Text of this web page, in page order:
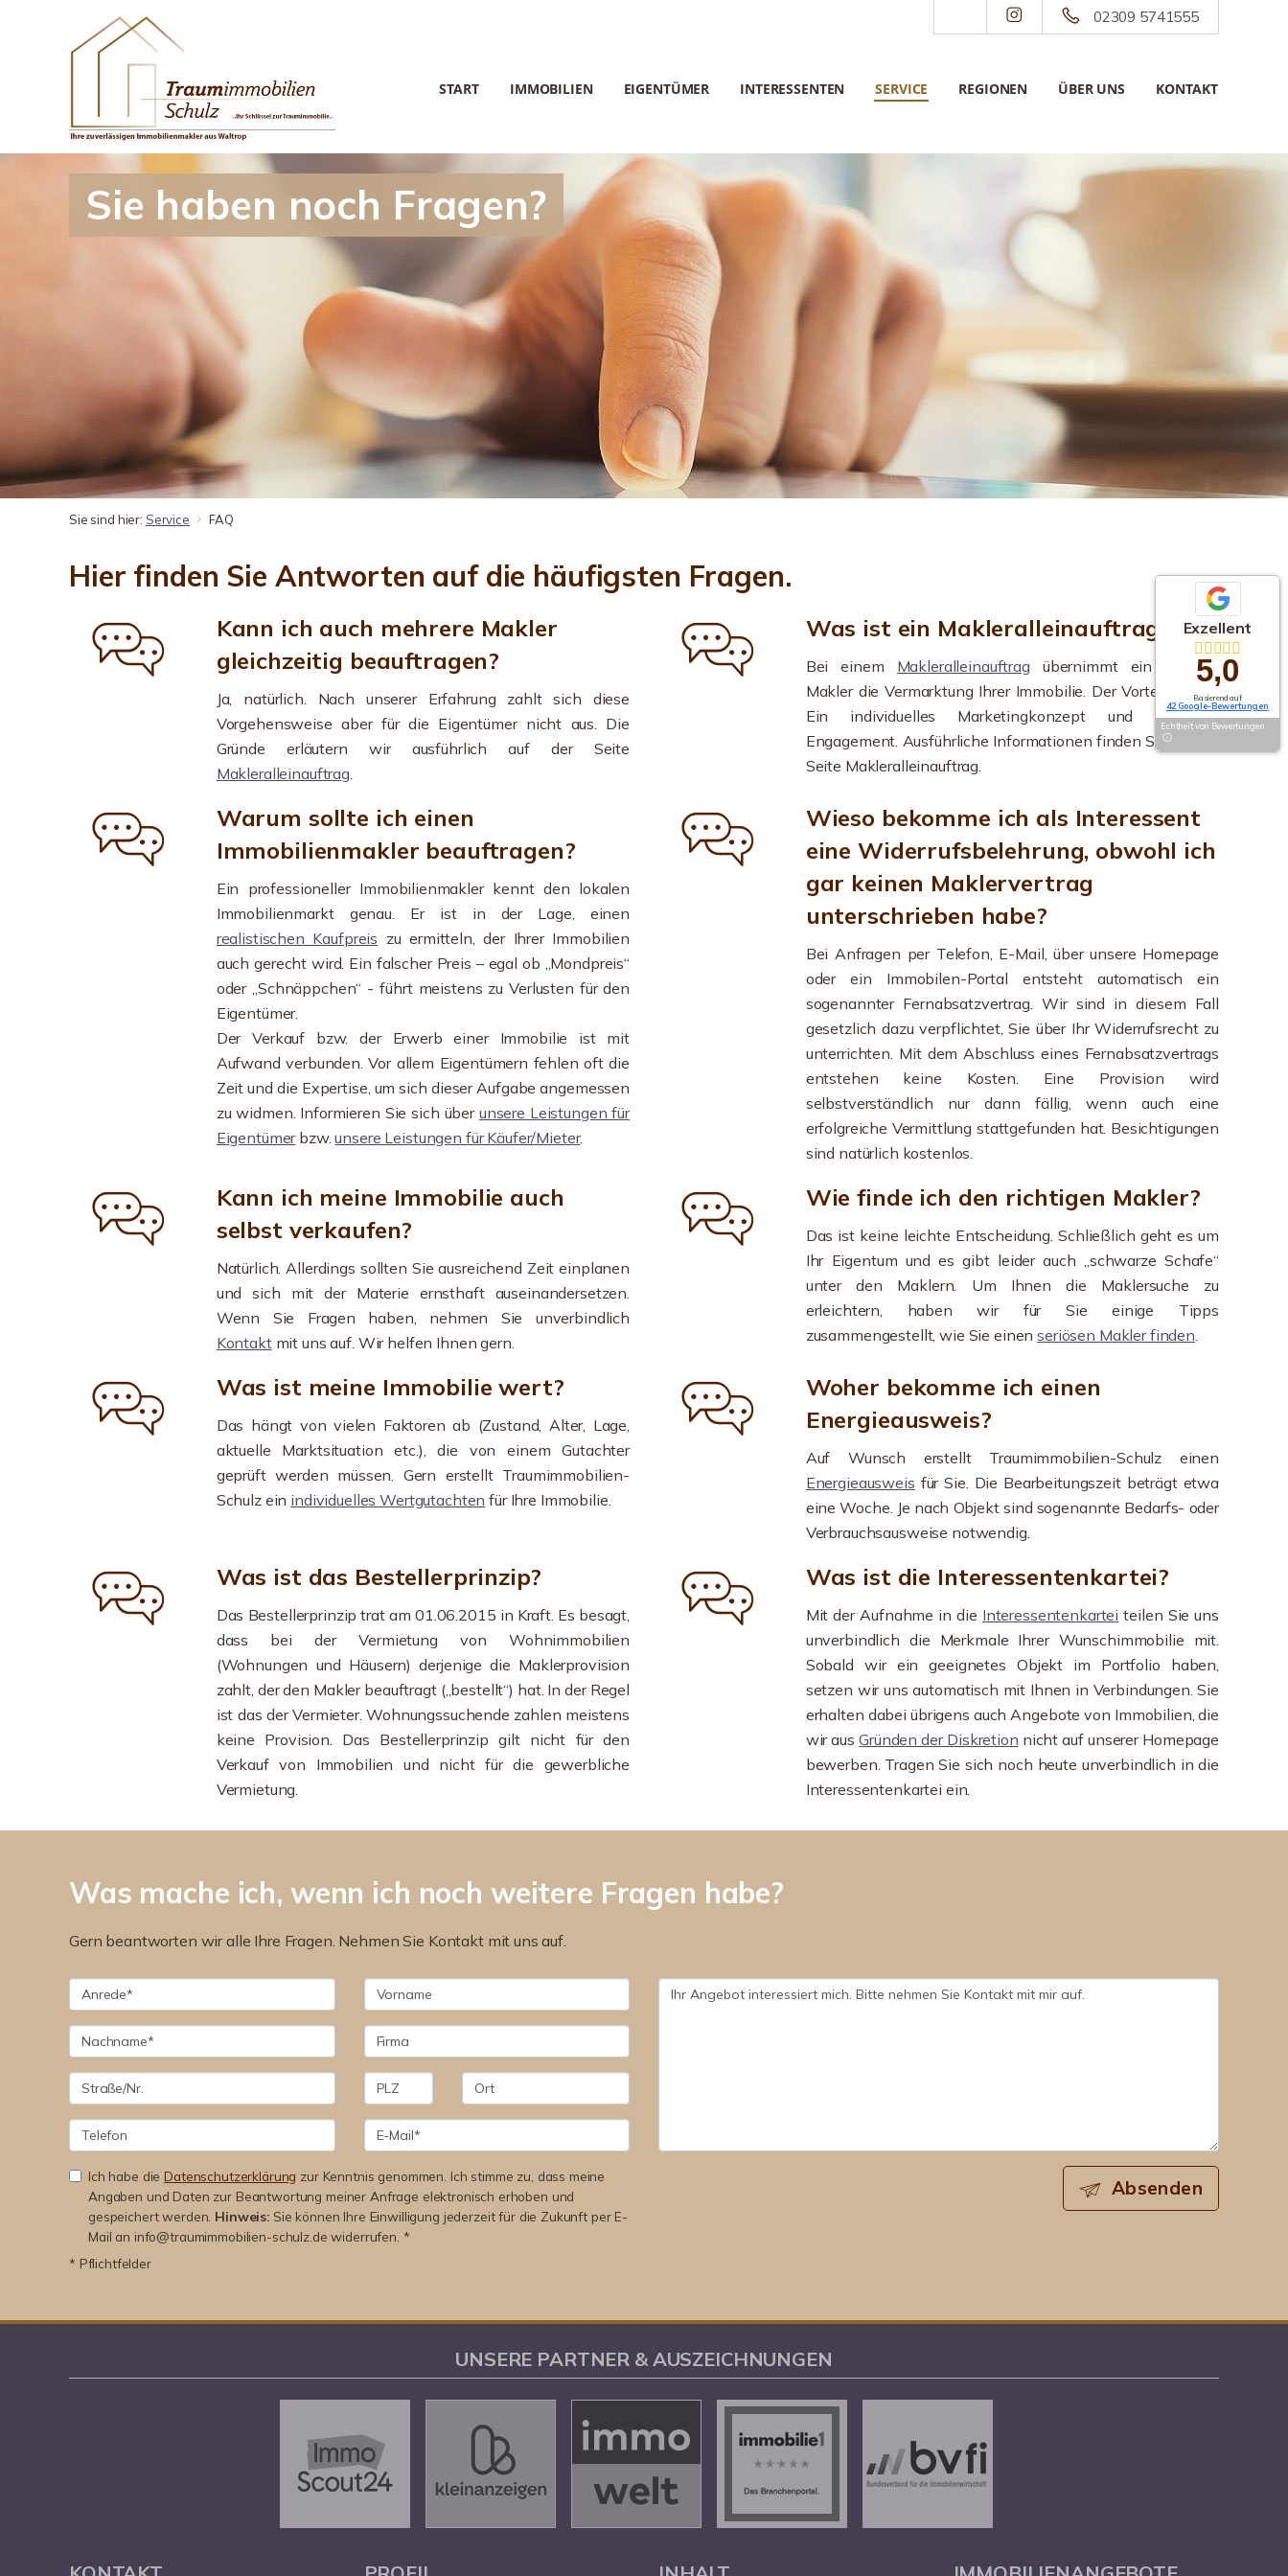
02309 5741555
START IMMOBILIEN EIGENTÜMER INTERESSENTEN SERVICE REGIONEN ÜBER UNS KONTAKT
Sie haben noch Fragen?
Sie sind hier: Service FAQ
Hier finden Sie Antworten auf die häufigsten Fragen.
Kann ich auch mehrere Makler
gleichzeitig beauftragen?
Ja, natürlich. Nach unserer Erfahrung zahlt sich diese
Vorgehensweise aber für die Eigentümer nicht aus. Die
Gründe erläutern wir ausführlich auf der Seite
Makleralleinauftrag.
Was ist ein Makleralleinauftrag?
Bei einem Makleralleinauftrag übernimmt ein einziger
Makler die Vermarktung Ihrer Immobilie. Der Vorteil für Sie:
Ein individuelles Marketingkonzept und höchstes
Engagement. Ausführliche Informationen finden Sie auf der
Seite Makleralleinauftrag.
Warum sollte ich einen
Immobilienmakler beauftragen?
Ein professioneller Immobilienmakler kennt den lokalen
Immobilienmarkt genau. Er ist in der Lage, einen
realistischen Kaufpreis zu ermitteln, der Ihrer Immobilien
auch gerecht wird. Ein falscher Preis – egal ob „Mondpreis“
oder „Schnäppchen“ - führt meistens zu Verlusten für den
Eigentümer.
Der Verkauf bzw. der Erwerb einer Immobilie ist mit
Aufwand verbunden. Vor allem Eigentümern fehlen oft die
Zeit und die Expertise, um sich dieser Aufgabe angemessen
zu widmen. Informieren Sie sich über unsere Leistungen für
Eigentümerbzw.unsere Leistungen für Käufer/Mieter.
Wieso bekomme ich als Interessent
eine Widerrufsbelehrung, obwohl ich
gar keinen Maklervertrag
unterschrieben habe?
Bei Anfragen per Telefon, E-Mail, über unsere Homepage
oder ein Immobilen-Portal entsteht automatisch ein
sogenannter Fernabsatzvertrag. Wir sind in diesem Fall
gesetzlich dazu verpflichtet, Sie über Ihr Widerrufsrecht zu
unterrichten. Mit dem Abschluss eines Fernabsatzvertrags
entstehen keine Kosten. Eine Provision wird
selbstverständlich nur dann fällig, wenn auch eine
erfolgreiche Vermittlung stattgefunden hat. Besichtigungen
sind natürlich kostenlos.
Kann ich meine Immobilie auch
selbst verkaufen?
Natürlich. Allerdings sollten Sie ausreichend Zeit einplanen
und sich mit der Materie ernsthaft auseinandersetzen.
Wenn Sie Fragen haben, nehmen Sie unverbindlich
Kontaktmit uns auf. Wir helfen Ihnen gern.
Wie finde ich den richtigen Makler?
Das ist keine leichte Entscheidung. Schließlich geht es um
Ihr Eigentum und es gibt leider auch „schwarze Schafe“
unter den Maklern. Um Ihnen die Maklersuche zu
erleichtern, haben wir für Sie einige Tipps
zusammengestellt, wie Sie einenseriösen Makler finden.
Was ist meine Immobilie wert?
Das hängt von vielen Faktoren ab (Zustand, Alter, Lage,
aktuelle Marktsituation etc.), die von einem Gutachter
geprüft werden müssen. Gern erstellt Traumimmobilien-
Schulz ein individuelles Wertgutachten für Ihre Immobilie.
Woher bekomme ich einen
Energieausweis?
Auf Wunsch erstellt Traumimmobilien-Schulz einen
Energieausweis für Sie. Die Bearbeitungszeit beträgt etwa
eine Woche. Je nach Objekt sind sogenannte Bedarfs- oder
Verbrauchsausweise notwendig.
Was ist das Bestellerprinzip?
Das Bestellerprinzip trat am 01.06.2015 in Kraft. Es besagt,
dass bei der Vermietung von Wohnimmobilien
(Wohnungen und Häusern) derjenige die Maklerprovision
zahlt, der den Makler beauftragt („bestellt“) hat. In der Regel
ist das der Vermieter. Wohnungssuchende zahlen meistens
keine Provision. Das Bestellerprinzip gilt nicht für den
Verkauf von Immobilien und nicht für die gewerbliche
Vermietung.
Was ist die Interessentenkartei?
Mit der Aufnahme in die Interessentenkartei teilen Sie uns
unverbindlich die Merkmale Ihrer Wunschimmobilie mit.
Sobald wir ein geeignetes Objekt im Portfolio haben,
setzen wir uns automatisch mit Ihnen in Verbindungen. Sie
erhalten dabei übrigens auch Angebote von Immobilien, die
wir ausGründen der Diskretion nicht auf unserer Homepage
bewerben. Tragen Sie sich noch heute unverbindlich in die
Interessentenkartei ein.
Was mache ich, wenn ich noch weitere Fragen habe?
Gern beantworten wir alle Ihre Fragen. Nehmen Sie Kontakt mit uns auf.
Ich habe die Datenschutzerklärung zur Kenntnis genommen. Ich stimme zu, dass meine
Angaben und Daten zur Beantwortung meiner Anfrage elektronisch erhoben und
gespeichert werden. Hinweis: Sie können Ihre Einwilligung jederzeit für die Zukunft per E-
Mail an info@traumimmobilien-schulz.de widerrufen. *
* Pflichtfelder
Absenden
Exzellent
5,0
Basierend auf
42 Google-Bewertungen
Echtheit von Bewertungen
UNSERE PARTNER & AUSZEICHNUNGEN